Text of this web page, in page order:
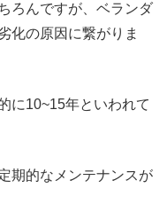
ろんですが、ベランダ
化の原因に繋がりま
に10~15年といわれて
期的なメンテナンスが